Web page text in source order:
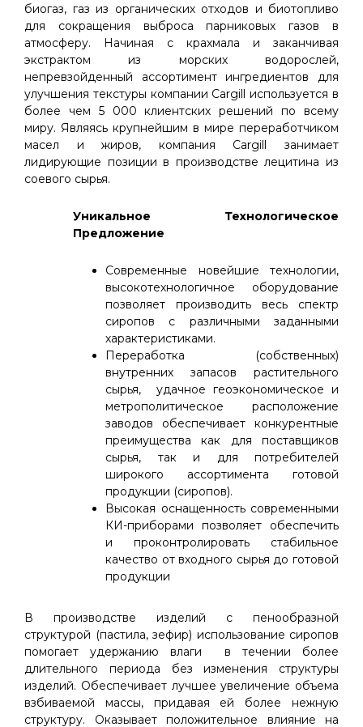
биогаз, газ из органических отходов и биотопливо
для сокращения выброса парниковых газов в
атмосферу. Начиная с крахмала и заканчивая
экстрактом из морских водорослей,
непревзойденный ассортимент ингредиентов для
улучшения текстуры компании Cargill используется в
более чем 5 000 клиентских решений по всему
миру. Являясь крупнейшим в мире переработчиком
масел и жиров, компания Cargill занимает
лидирующие позиции в производстве лецитина из
соевого сырья.
Уникальное Технологическое
Предложение
Современные новейшие технологии,
высокотехнологичное оборудование
позволяет производить весь спектр
сиропов с различными заданными
характеристиками.
Переработка (собственных)
внутренних запасов растительного
сырья, удачное геоэкономическое и
метрополитическое расположение
заводов обеспечивает конкурентные
преимущества как для поставщиков
сырья, так и для потребителей
широкого ассортимента готовой
продукции (сиропов).
Высокая оснащенность современными
КИ-приборами позволяет обеспечить
и проконтролировать стабильное
качество от входного сырья до готовой
продукции
В производстве изделий с пенообразной
структурой (пастила, зефир) использование сиропов
помогает удержанию влаги в течении более
длительного периода без изменения структуры
изделий. Обеспечивает лучшее увеличение объема
взбиваемой массы, придавая ей более нежную
структуру. Оказывает положительное влияние на